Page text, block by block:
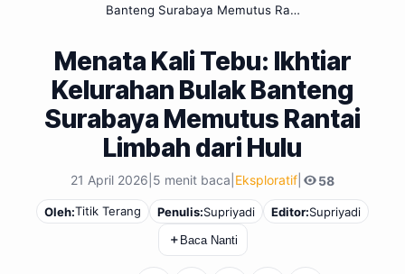
Banteng Surabaya Memutus Ra…
Menata Kali Tebu: Ikhtiar
Kelurahan Bulak Banteng
Surabaya Memutus Rantai
Limbah dari Hulu
21 April 2026 5 menit baca Eksploratif 58
Oleh:Titik Terang Penulis:Supriyadi Editor:Supriyadi
＋ Baca Nanti